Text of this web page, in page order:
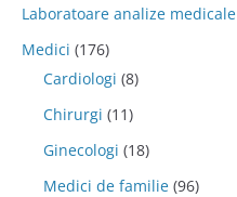
Laboratoare analize medicale
Medici (176)
Cardiologi (8)
Chirurgi (11)
Ginecologi (18)
Medici de familie (96)